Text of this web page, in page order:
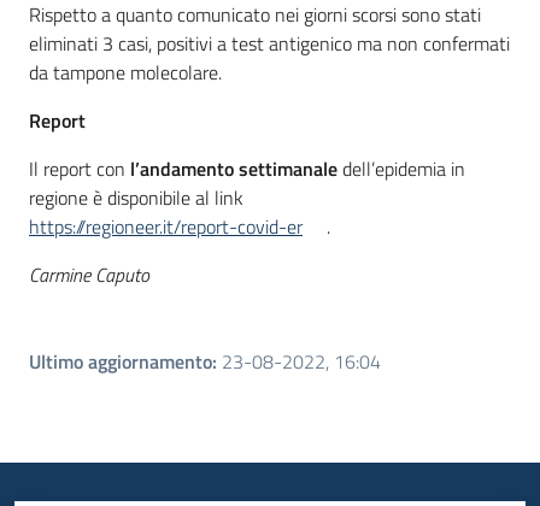
Rispetto a quanto comunicato nei giorni scorsi sono stati
eliminati 3 casi, positivi a test antigenico ma non confermati
da tampone molecolare.
Report
Il report con l’andamento settimanaledell’epidemia in
regione è disponibile al link
https://regioneer.it/report-covid-er
.
Carmine Caputo
Ultimo aggiornamento: 23-08-2022, 16:04